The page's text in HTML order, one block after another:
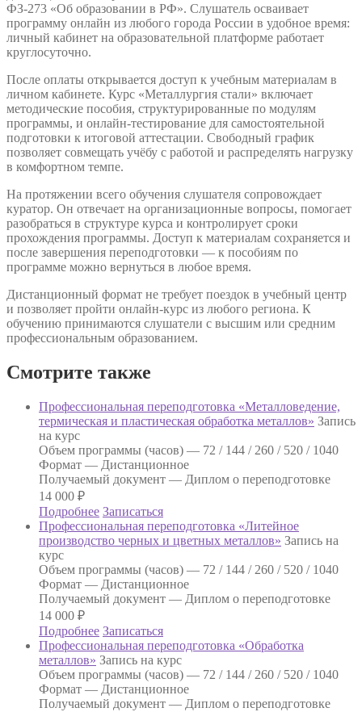
ФЗ-273 «Об образовании в РФ». Слушатель осваивает
программу онлайн из любого города России в удобное время:
личный кабинет на образовательной платформе работает
круглосуточно.
После оплаты открывается доступ к учебным материалам в
личном кабинете. Курс «Металлургия стали» включает
методические пособия, структурированные по модулям
программы, и онлайн-тестирование для самостоятельной
подготовки к итоговой аттестации. Свободный график
позволяет совмещать учёбу с работой и распределять нагрузку
в комфортном темпе.
На протяжении всего обучения слушателя сопровождает
куратор. Он отвечает на организационные вопросы, помогает
разобраться в структуре курса и контролирует сроки
прохождения программы. Доступ к материалам сохраняется и
после завершения переподготовки — к пособиям по
программе можно вернуться в любое время.
Дистанционный формат не требует поездок в учебный центр
и позволяет пройти онлайн-курс из любого региона. К
обучению принимаются слушатели с высшим или средним
профессиональным образованием.
Смотрите также
Профессиональная переподготовка «Металловедение,
термическая и пластическая обработка металлов» Запись
на курс
Объем программы (часов) — 72 / 144 / 260 / 520 / 1040
Формат — Дистанционное
Получаемый документ — Диплом о переподготовке
14 000 ₽
Подробнее Записаться
Профессиональная переподготовка «Литейное
производство черных и цветных металлов» Запись на
курс
Объем программы (часов) — 72 / 144 / 260 / 520 / 1040
Формат — Дистанционное
Получаемый документ — Диплом о переподготовке
14 000 ₽
Подробнее Записаться
Профессиональная переподготовка «Обработка
металлов» Запись на курс
Объем программы (часов) — 72 / 144 / 260 / 520 / 1040
Формат — Дистанционное
Получаемый документ — Диплом о переподготовке